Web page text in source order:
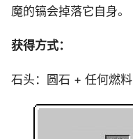
魔的镐会掉落它自身。
获得方式：
石头：圆石 + 任何燃料